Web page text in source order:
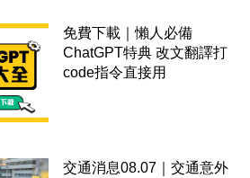
免費下載｜懶人必備
ChatGPT特典 改文翻譯打
code指令直接用
交通消息08.07｜交通意外